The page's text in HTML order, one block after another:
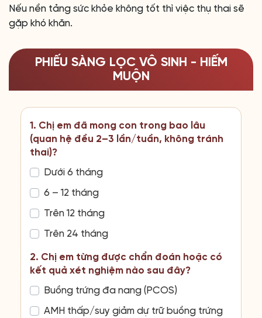
Nếu nền tảng sức khỏe không tốt thì việc thụ thai sẽ
gặp khó khăn.
PHIẾU SÀNG LỌC VÔ SINH - HIẾM
MUỘN
1. Chị em đã mong con trong bao lâu
(quan hệ đều 2–3 lần/tuần, không tránh
thai)?
Dưới 6 tháng
6 – 12 tháng
Trên 12 tháng
Trên 24 tháng
2. Chị em từng được chẩn đoán hoặc có
kết quả xét nghiệm nào sau đây?
Buồng trứng đa nang (PCOS)
AMH thấp/suy giảm dự trữ buồng trứng